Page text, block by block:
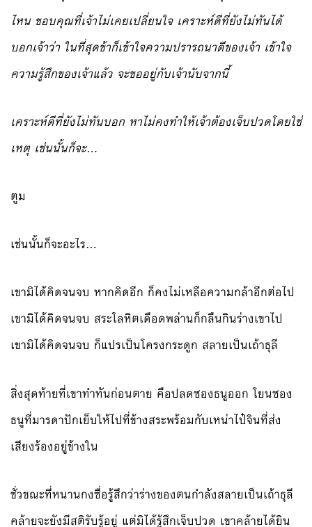
ไหน ขอบคุณที่เจ้าไม่เคยเปลี่ยนใจ เคราะห์ดีที่ยังไม่ทันได้
บอกเจ้าว่า ในที่สุดข้าก็เข้าใจความปรารถนาดีของเจ้า เข้าใจ
ความรู้สึกของเจ้าแล้ว จะขออยู่กับเจ้านับจากนี้
เคราะห์ดีที่ยังไม่ทันบอก หาไม่คงทำให้เจ้าต้องเจ็บปวดโดยใช่
เหตุ เช่นนั้นก็จะ…
ตูม
เช่นนั้นก็จะอะไร…
เขามิได้คิดจนจบ หากคิดอีก ก็คงไม่เหลือความกล้าอีกต่อไป
เขามิได้คิดจนจบ สระโลหิตเดือดพล่านก็กลืนกินร่างเขาไป
เขามิได้คิดจนจบ ก็แปรเป็นโครงกระดูก สลายเป็นเถ้าธุลี
สิ่งสุดท้ายที่เขาทำทันก่อนตาย คือปลดซองธนูออก โยนซอง
ธนูที่มารดาปักเย็บให้ไปที่ข้างสระพร้อมกับเหน่าไป๋จินที่ส่ง
เสียงร้องอยู่ข้างใน
ชั่วขณะที่หนานกงซื่อรู้สึกว่าร่างของตนกำลังสลายเป็นเถ้าธุลี
คล้ายจะยังมีสติรับรู้อยู่ แต่มิได้รู้สึกเจ็บปวด เขาคล้ายได้ยิน